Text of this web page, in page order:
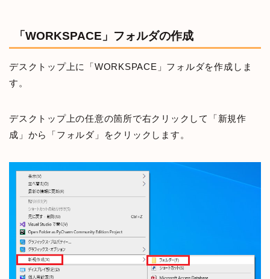
「WORKSPACE」フォルダの作成
デスクトップ上に「WORKSPACE」フォルダを作成しま
す。
デスクトップ上の任意の箇所で右クリックして「新規作
成」から「フォルダ」をクリックします。